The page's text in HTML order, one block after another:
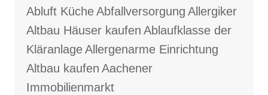
Abluft KücheAbfallversorgung Allergiker
Altbau Häuser kaufen Ablaufklasse der
KläranlageAllergenarme Einrichtung
Altbau kaufen Aachener
Immobilienmarkt